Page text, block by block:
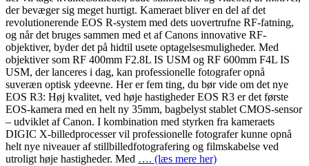
der bevæger sig meget hurtigt. Kameraet bliver en del af det
revolutionerende EOS R-system med dets uovertrufne RF-fatning,
og når det bruges sammen med et af Canons innovative RF-
objektiver, byder det på hidtil usete optagelsesmuligheder. Med
objektiver som RF 400mm F2.8L IS USM og RF 600mm F4L IS
USM, der lanceres i dag, kan professionelle fotografer opnå
suveræn optisk ydeevne. Her er fem ting, du bør vide om det nye
EOS R3: Høj kvalitet, ved høje hastigheder EOS R3 er det første
EOS-kamera med en helt ny 35mm, bagbelyst stablet CMOS-sensor
– udviklet af Canon. I kombination med styrken fra kameraets
DIGIC X-billedprocesser vil professionelle fotografer kunne opnå
helt nye niveauer af stillbilledfotografering og filmskabelse ved
utroligt høje hastigheder. Med …. (læs mere her)